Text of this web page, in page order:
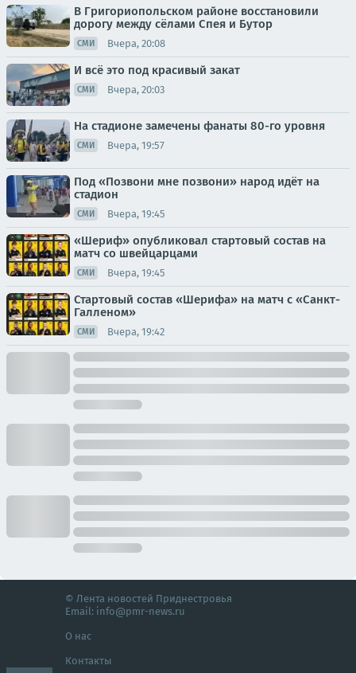
В Григориопольском районе восстановили
дорогу между сёлами Спея и Бутор
СМИ Вчера, 20:08
И всё это под красивый закат
СМИ Вчера, 20:03
На стадионе замечены фанаты 80-го уровня
СМИ Вчера, 19:57
Под «Позвони мне позвони» народ идёт на
стадион
СМИ Вчера, 19:45
«Шериф» опубликовал стартовый состав на
матч со швейцарцами
СМИ Вчера, 19:45
Стартовый состав «Шерифа» на матч с «Санкт-
Галленом»
СМИ Вчера, 19:42
© Лента новостей Приднестровья
Email: info@pmr-news.ru
О нас
Контакты